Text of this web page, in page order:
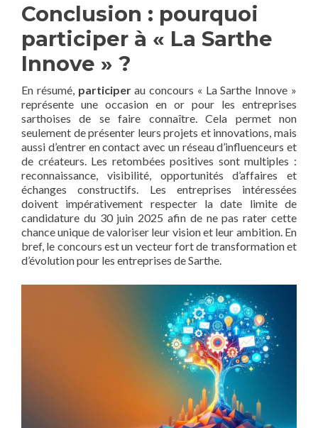
Conclusion : pourquoi
participer à « La Sarthe
Innove » ?
En résumé, participerau concours « La Sarthe Innove »
représente une occasion en or pour les entreprises
sarthoises de se faire connaître. Cela permet non
seulement de présenter leurs projets et innovations, mais
aussi d’entrer en contact avec un réseau d’influenceurs et
de créateurs. Les retombées positives sont multiples :
reconnaissance, visibilité, opportunités d’affaires et
échanges constructifs. Les entreprises intéressées
doivent impérativement respecter la date limite de
candidature du 30 juin 2025 afin de ne pas rater cette
chance unique de valoriser leur vision et leur ambition. En
bref, le concours est un vecteur fort de transformation et
d’évolution pour les entreprises de Sarthe.